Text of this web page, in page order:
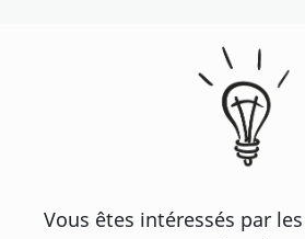
Vous êtes intéressés par les